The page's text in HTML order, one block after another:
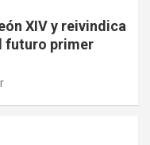
XIV y reivindica
futuro primer